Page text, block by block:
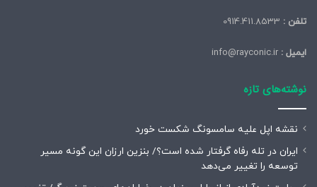
تلفن :
ایمیل :
نوشته‌های تازه
نقشه اپل علیه سامسونگ شکست خورد
ایران در تله رفاه گرفتار شده است؟/ بنزین ارزان این گونه مسیر
توسعه را تغییر می‌دهد